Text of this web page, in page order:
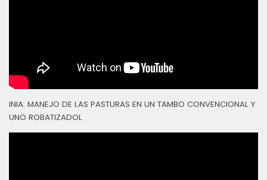
INIA: MANEJO DE LAS PASTURAS EN UN TAMBO CONVENCIONAL Y
UNO ROBATIZADOL